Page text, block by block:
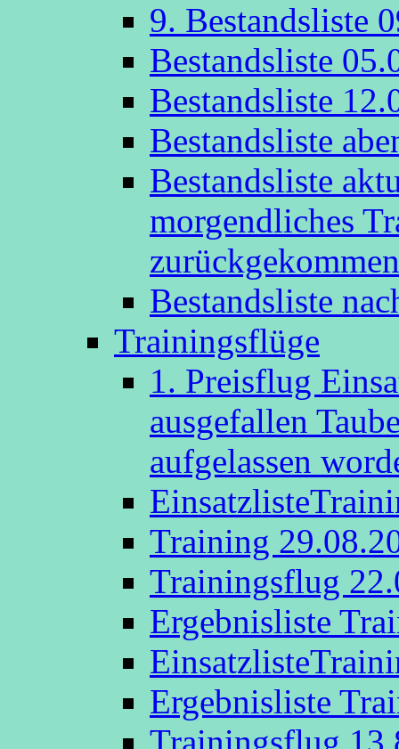
9. Bestandsliste
Bestandsliste
Bestandsliste
Bestandsliste
Bestandsliste
morgendliches
Bestandsliste
Trainingsflüge
1. Preisflug
ausgefallen
aufgelassen
Training
Trainingsflug
Ergebnisliste
Ergebnisliste